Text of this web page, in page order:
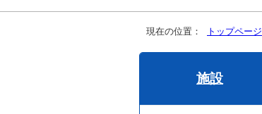
現在の位置： トップページ
施設